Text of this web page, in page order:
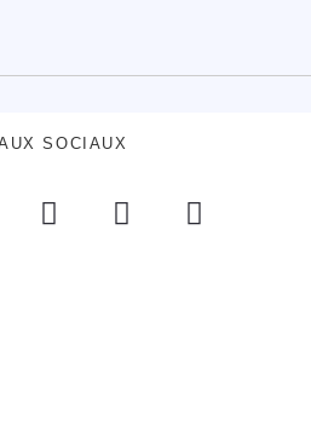
SOCIAUX